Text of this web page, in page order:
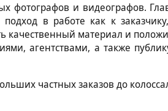
и видеографов.
в работе как к
материал и
агентствами, а также
частных заказов до